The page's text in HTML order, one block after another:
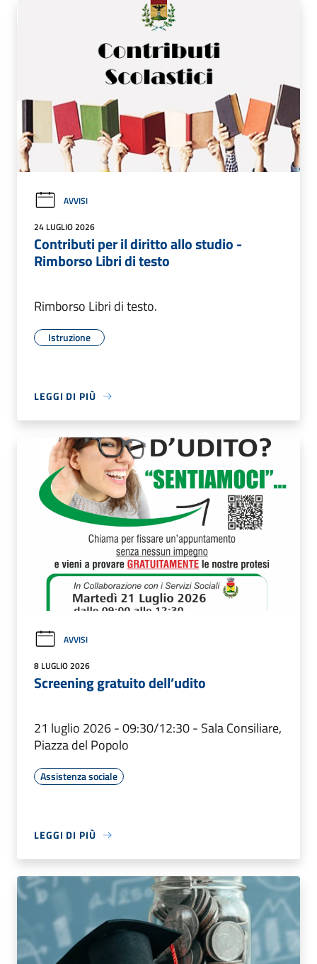
AVVISI
24 LUGLIO 2026
Contributi per il diritto allo studio -
Rimborso Libri di testo
Rimborso Libri di testo.
Istruzione
LEGGI DI PIÙ
AVVISI
8 LUGLIO 2026
Screening gratuito dell’udito
21 luglio 2026 - 09:30/12:30 - Sala Consiliare,
Piazza del Popolo
Assistenza sociale
LEGGI DI PIÙ